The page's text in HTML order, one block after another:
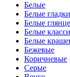
Белые
Белые
Белые
Белые
Белые
Бежевые
Коричневые
Серые